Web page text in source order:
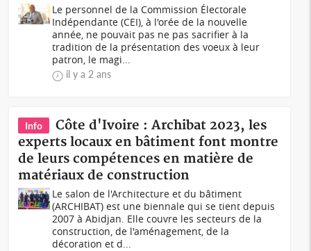
Le personnel de la Commission Électorale
Indépendante (CEI), à l'orée de la nouvelle
année, ne pouvait pas ne pas sacrifier à la
tradition de la présentation des voeux à leur
patron, le magi...
il y a 2 ans
Info
Côte d'Ivoire : Archibat 2023, les
experts locaux en bâtiment font montre
de leurs compétences en matière de
matériaux de construction
Le salon de l'Architecture et du bâtiment
(ARCHIBAT) est une biennale qui se tient depuis
2007 à Abidjan. Elle couvre les secteurs de la
construction, de l'aménagement, de la
décoration et d...